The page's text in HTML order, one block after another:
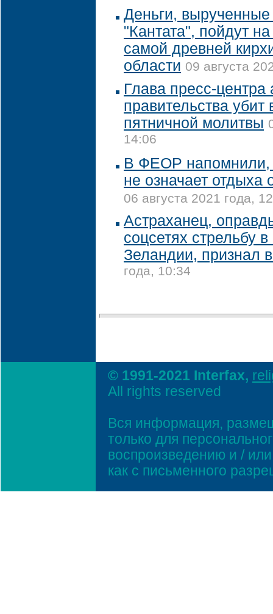
Деньги,
"Кантата", пойдут
самой древней
области 09 августа
Глава пресс-центра
правительства убит
пятничной молитвы
14:06
В ФЕОР напомнили,
не означает отдыха
06 августа 2021 года,
Астраханец,
соцсетях стрельбу
Зеландии, признал
года, 10:34
© 1991-2021 Interfax,
All rights reserved
Вся информация,
только для
воспроизведению и /
как с письменного